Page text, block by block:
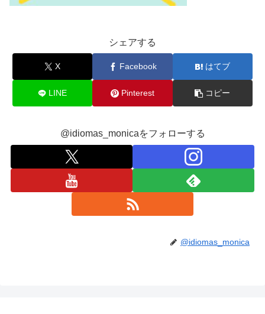
シェアする
X Facebook はてブ
LINE Pinterest コピー
@idiomas_monicaをフォローする
@idiomas_monica